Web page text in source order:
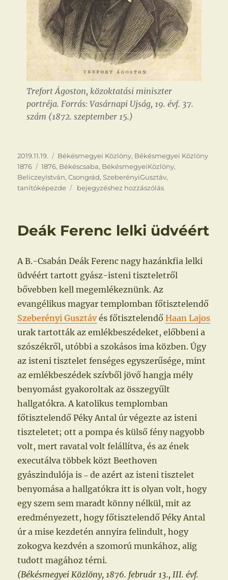
Trefort Ágoston, közoktatási miniszter
portréja. Forrás: Vasárnapi Ujság, 19. évf. 37.
szám (1872. szeptember 15.)
Közzétéve
2019.11.19. Kategória
Békésmegyei Közlöny, Békésmegyei Közlöny
1876
Címke
1876, Békéscsaba, BékésmegyeiKözlöny,
BeliczeyIstván,Csongrád,SzeberényiGusztáv,
tanítóképezde
Tanítóképezde
bejegyzéshez hozzászólás
Deák Ferenc lelki üdvéért
A B.-Csabán Deák Ferenc nagy hazánkfia lelki
üdvéért tartott gyász-isteni tiszteletről
bővebben kell megemlékeznünk. Az
evangélikus magyar templomban főtisztelendő
Szeberényi Gusztávés főtisztelendőHaan Lajos
urak tartották az emlékbeszédeket, előbbeni a
szószékről, utóbbi a szokásos ima közben. Úgy
az isteni tisztelet fenséges egyszerűsége, mint
az emlékbeszédek szívből jövő hangja mély
benyomást gyakoroltak az összegyűlt
hallgatókra. A katolikus templomban
főtisztelendő Péky Antal úr végezte az isteni
tiszteletet; ott a pompa és külső fény nagyobb
volt, mert ravatal volt felállítva, és az ének
executálva többek közt Beethoven
gyászindulója is ‒ de azért az isteni tisztelet
benyomása a hallgatókra itt is olyan volt, hogy
egy szem sem maradt könny nélkül, mit az
eredményezett, hogy főtisztelendő Péky Antal
úr a mise kezdetén annyira felindult, hogy
zokogva kezdvén a szomorú munkához, alig
tudott magához térni.
(Békésmegyei Közlöny, 1876. február 13., III. évf.